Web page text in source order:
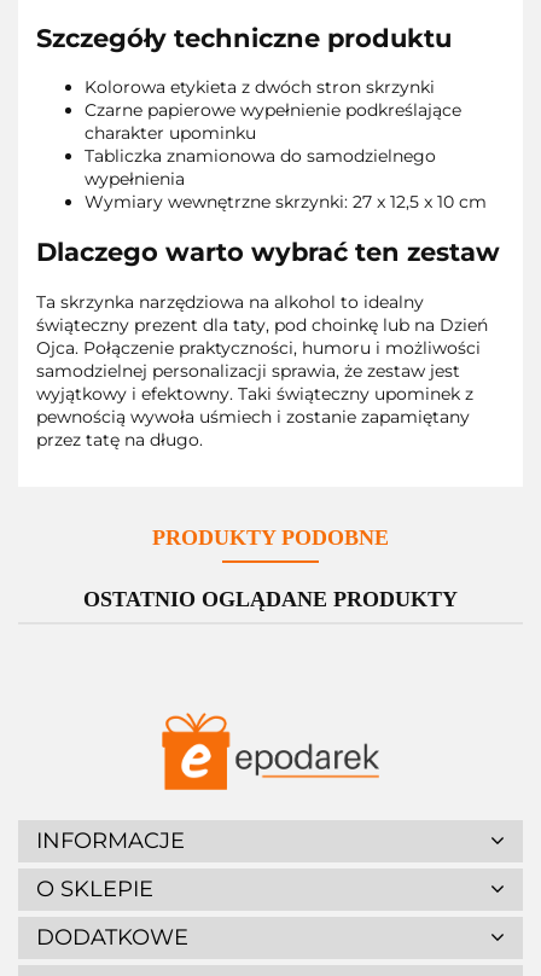
Szczegóły techniczne produktu
Kolorowa etykieta z dwóch stron skrzynki
Czarne papierowe wypełnienie podkreślające
charakter upominku
Tabliczka znamionowa do samodzielnego
wypełnienia
Wymiary wewnętrzne skrzynki: 27 x 12,5 x 10 cm
Dlaczego warto wybrać ten zestaw
Ta skrzynka narzędziowa na alkohol to idealny
świąteczny prezent dla taty, pod choinkę lub na Dzień
Ojca. Połączenie praktyczności, humoru i możliwości
samodzielnej personalizacji sprawia, że zestaw jest
wyjątkowy i efektowny. Taki świąteczny upominek z
pewnością wywoła uśmiech i zostanie zapamiętany
przez tatę na długo.
PRODUKTY PODOBNE
OSTATNIO OGLĄDANE PRODUKTY
INFORMACJE
O SKLEPIE
DODATKOWE